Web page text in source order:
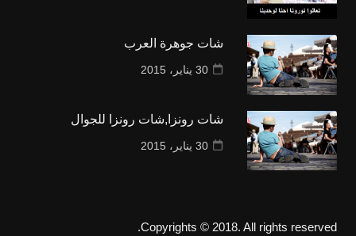
شات جوهرة العرب
30 يناير، 2015
شات رونزا,شات رونزا للجوال
30 يناير، 2015
Copyrights © 2018. All rights reserved.